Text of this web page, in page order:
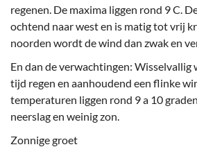
regenen. De maxima liggen rond 9 C.
ochtend naar west en is matig tot vrij
noorden wordt de wind dan zwak en
En dan de verwachtingen:
tijd regen en aanhoudend een flinke
temperaturen liggen rond 9 a 10
neerslag en weinig zon.
Zonnige groet